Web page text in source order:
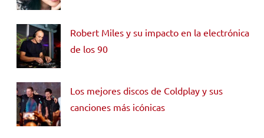
Robert Miles y su impacto en la electrónica
de los 90
Los mejores discos de Coldplay y sus
canciones más icónicas